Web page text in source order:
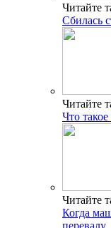
Читайте
Сбилась
Читайте
Что
Читайте
Когда
перевалу